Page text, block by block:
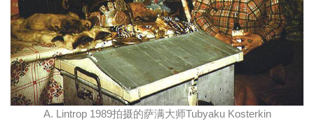
A. Lintrop 1989拍摄的萨满大师Tubyaku Kosterkin